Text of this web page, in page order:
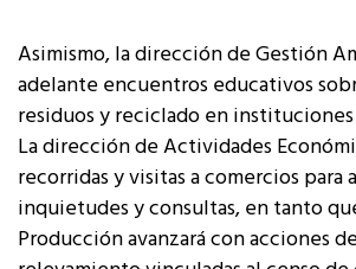
Asimismo, la dirección de Gestión
adelante encuentros educativos
residuos y reciclado en
La dirección de Actividades
recorridas y visitas a comercios para
inquietudes y consultas, en tanto
Producción avanzará con acciones